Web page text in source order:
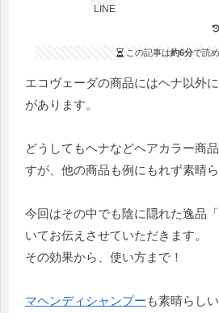
LINE
この記事は約6分で読め
エコヴェーダの商品にはヘナ以外
があります。
どうしてもヘナなどヘアカラー商
すが、他の商品も例にもれず素晴ら
今回はその中でも陰に隠れた逸品
いてお伝えさせていただきます。
その効果から、使い方まで！
マヘンディシャンプー も素晴らし